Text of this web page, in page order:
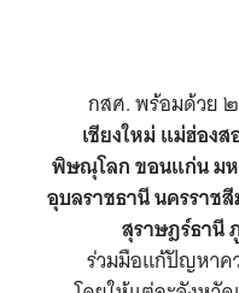
กสศ. พร้อมด้วย
เชียงใหม่ แม่ฮ่อง
พิษณุโลก ขอนแก่น ม
อุบลราชธานี นครราช
สุราษฎร์ธานี
ร่วมมือแก้ปัญหาค